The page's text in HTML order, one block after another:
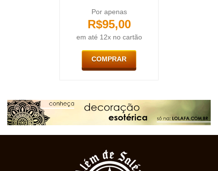
Por apenas
R$95,00
em até 12x no cartão
COMPRAR